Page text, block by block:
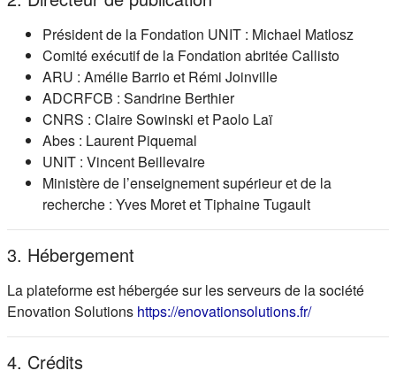
Président de la Fondation UNIT : Michael Matlosz
Comité exécutif de la Fondation abritée Callisto
ARU : Amélie Barrio et Rémi Joinville
ADCRFCB : Sandrine Berthier
CNRS : Claire Sowinski et Paolo Laï
Abes : Laurent Piquemal
UNIT : Vincent Beillevaire
Ministère de l’enseignement supérieur et de la
recherche : Yves Moret et Tiphaine Tugault
3. Hébergement
La plateforme est hébergée sur les serveurs de la société
Enovation Solutions https://enovationsolutions.fr/(s'ouvre
4. Crédits